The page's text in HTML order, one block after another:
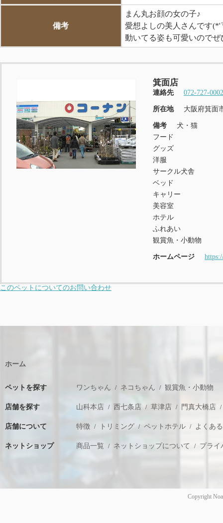
備考
まん丸お顔の女の子♪
愛想よしの美人さんです
動いてる姿も可愛いので
箕面店
連絡先 072-727-0002
所在地 大阪府箕面
備考
犬・猫
フード
グッズ
洋服
サークル犬舎
ベッド
キャリー
美容室
ホテル
ふれあい
観賞魚・小動物
ホームページ
このペットについてのお問い合わせ
ホーム
ペットを探す ワンちゃん ネコちゃん 観賞魚・小動物
店舗を探す 山科本店 西七条店 草津店 門真大橋店
店舗について 特徴 トリミング ペットホテル よくあ
ネットショップ 商品一覧 ネットショップについて プライ
Copyright